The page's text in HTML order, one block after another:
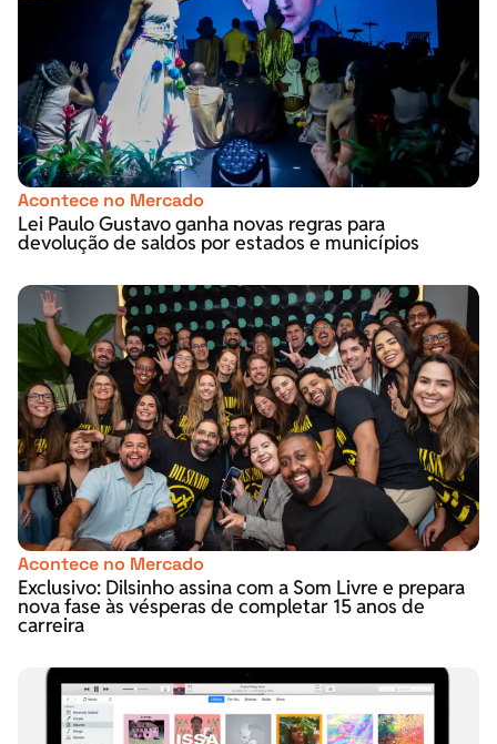
Acontece no Mercado
Lei Paulo Gustavo ganha novas regras para
devolução de saldos por estados e municípios
Acontece no Mercado
Exclusivo: Dilsinho assina com a Som Livre e prepara
nova fase às vésperas de completar 15 anos de
carreira